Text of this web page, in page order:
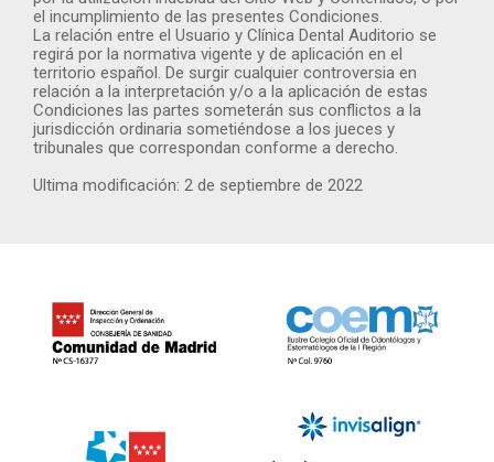
el incumplimiento de las presentes Condiciones.
La relación entre el Usuario y Clínica Dental Auditorio se
regirá por la normativa vigente y de aplicación en el
territorio español. De surgir cualquier controversia en
relación a la interpretación y/o a la aplicación de estas
Condiciones las partes someterán sus conflictos a la
jurisdicción ordinaria sometiéndose a los jueces y
tribunales que correspondan conforme a derecho.
Ultima modificación: 2 de septiembre de 2022